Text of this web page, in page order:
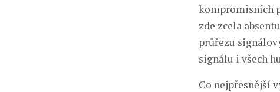
kompromisních
zde zcela
průřezu
signálu i všech
Co nejpřesnější